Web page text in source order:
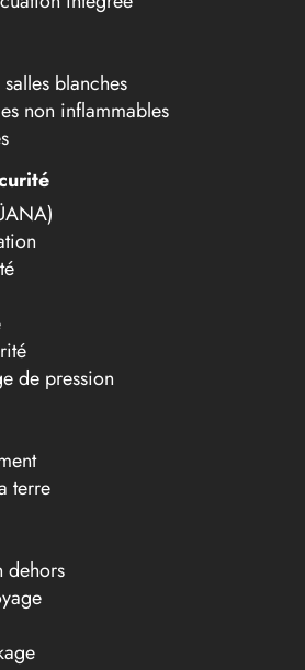
blanches
non inflammables
de pression
terre
dehors